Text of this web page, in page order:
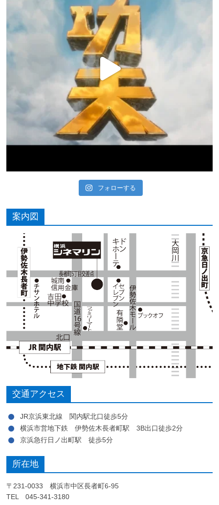
フォローする
案内図
交通アクセス
JR京浜東北線 関内駅北口徒歩5分
横浜市営地下鉄 伊勢佐木長者町駅 3B出口徒歩2分
京浜急行日ノ出町駅 徒歩5分
所在地
〒231-0033 横浜市中区長者町6-95
TEL 045-341-3180